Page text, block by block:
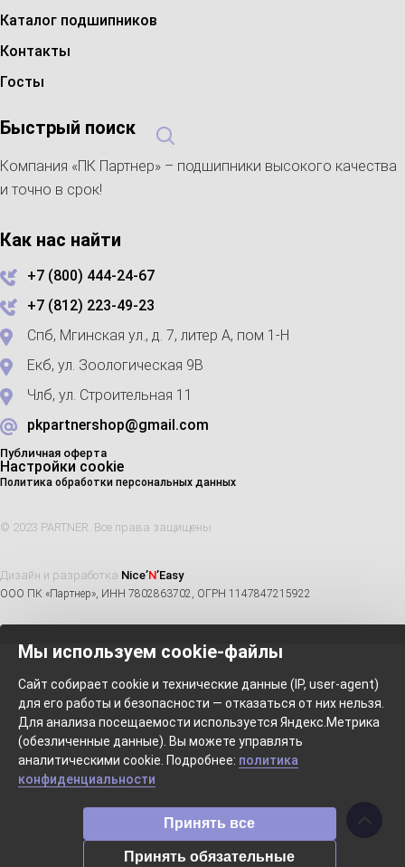
Каталог подшипников
Контакты
Госты
Быстрый поиск
Компания «ПК Партнер» – подшипники высокого качества
и точно в срок!
Как нас найти
+7 (800) 444-24-67
+7 (812) 223-49-23
Спб, Мгинская ул., д. 7, литер А, пом 1-Н
Екб, ул. Зоологическая 9В
Члб, ул. Строительная 11
pkpartnershop@gmail.com
Публичная оферта
Настройки cookie
Политика обработки персональных данных
© 2023 PARTNER. Все права защищены
Дизайн и разработка Nice’N’Easy
ООО ПК «Партнер», ИНН 7802863702, ОГРН 1147847215922
Мы используем cookie-файлы
Сайт собирает cookie и технические данные (IP, user-agent)
для его работы и безопасности — отказаться от них нельзя.
Для анализа посещаемости используется Яндекс.Метрика
(обезличенные данные). Вы можете управлять
аналитическими cookie. Подробнее: политика
конфиденциальности
Принять все
Принять обязательные